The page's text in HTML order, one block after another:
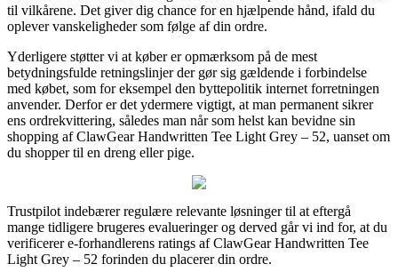
til vilkårene. Det giver dig chance for en hjælpende hånd, ifald du
oplever vanskeligheder som følge af din ordre.
Yderligere støtter vi at køber er opmærksom på de mest
betydningsfulde retningslinjer der gør sig gældende i forbindelse
med købet, som for eksempel den byttepolitik internet forretningen
anvender. Derfor er det ydermere vigtigt, at man permanent sikrer
ens ordrekvittering, således man når som helst kan bevidne sin
shopping af ClawGear Handwritten Tee Light Grey – 52, uanset om
du shopper til en dreng eller pige.
Trustpilot indebærer regulære relevante løsninger til at eftergå
mange tidligere brugeres evalueringer og derved går vi ind for, at du
verificerer e-forhandlerens ratings af ClawGear Handwritten Tee
Light Grey – 52 forinden du placerer din ordre.